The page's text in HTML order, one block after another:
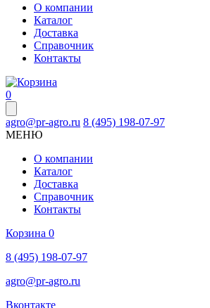
О компании
Каталог
Доставка
Справочник
Контакты
0
agro@pr-agro.ru 8 (495) 198-07-97
МЕНЮ
О компании
Каталог
Доставка
Справочник
Контакты
Корзина 0
8 (495) 198-07-97
agro@pr-agro.ru
Вконтакте